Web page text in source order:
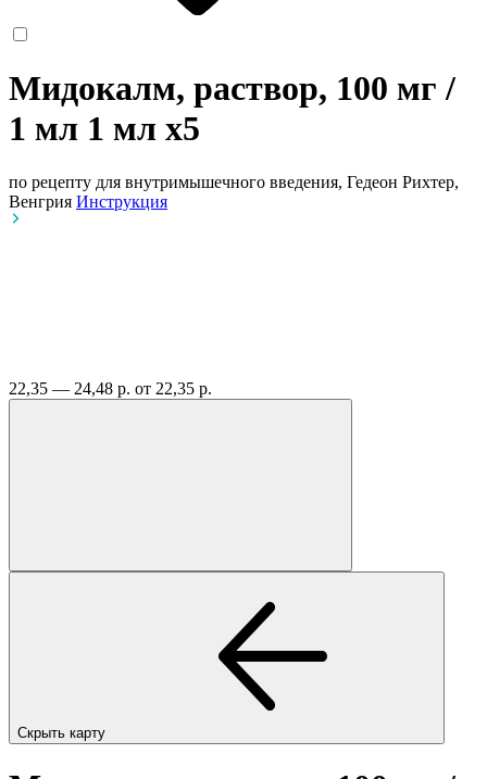
Мидокалм, раствор, 100 мг /
1 мл 1 мл x5
по рецепту для внутримышечного введения, Гедеон Рихтер,
Венгрия Инструкция
22,35 — 24,48 р. от 22,35 р.
Скрыть карту